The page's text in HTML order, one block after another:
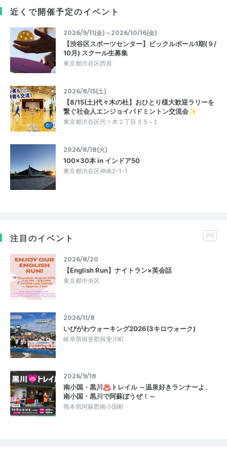
近くで開催予定のイベント
2026/9/11(金)～2026/10/16(金)
【渋谷区スポーツセンター】ピックルボール1期(９/
10月) スクール生募集
東京都渋谷区西原
2026/8/15(土)
【8/15(土)代々木の杜】おひとり様大歓迎ラリーを
繋ぐ社会人エンジョイバドミントン交流会✨
東京都渋谷区代々木２丁目３５−１
2026/8/18(火)
100×30本 in インドア50
東京都渋谷区神南2-1-1
注目のイベント PR
2026/8/20
【English Run】ナイトラン×英会話
東京都中央区
2026/11/8
いびがわウォーキング2026(3キロウォーク)
岐阜県揖斐郡揖斐川町
2026/9/18
南小国・黒川♨トレイル ～温泉好きランナーよ、
南小国・黒川で阿蘇ぼうぜ！～
熊本県阿蘇郡南小国町